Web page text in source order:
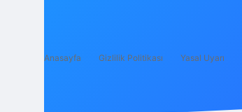
Anasayfa Gizlilik Politikası Yasal Uyarı